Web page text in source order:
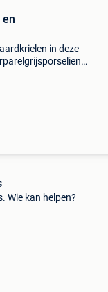
en
in deze
Wie kan helpen?